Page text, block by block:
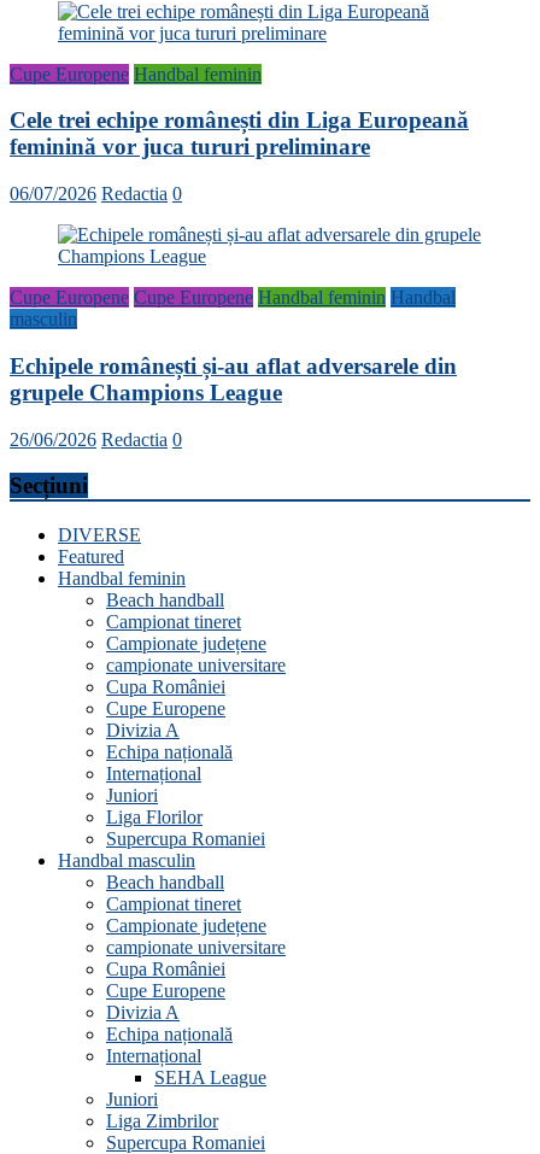
Cupe Europene Handbal feminin
Cele trei echipe românești din Liga Europeană
feminină vor juca tururi preliminare
06/07/2026 Redactia 0
Cupe Europene Cupe Europene Handbal feminin Handbal
masculin
Echipele românești și-au aflat adversarele din
grupele Champions League
26/06/2026 Redactia 0
Secțiuni
DIVERSE
Featured
Handbal feminin
Beach handball
Campionat tineret
Campionate județene
campionate universitare
Cupa României
Cupe Europene
Divizia A
Echipa națională
Internațional
Juniori
Liga Florilor
Supercupa Romaniei
Handbal masculin
Beach handball
Campionat tineret
Campionate județene
campionate universitare
Cupa României
Cupe Europene
Divizia A
Echipa națională
Internațional
SEHA League
Juniori
Liga Zimbrilor
Supercupa Romaniei